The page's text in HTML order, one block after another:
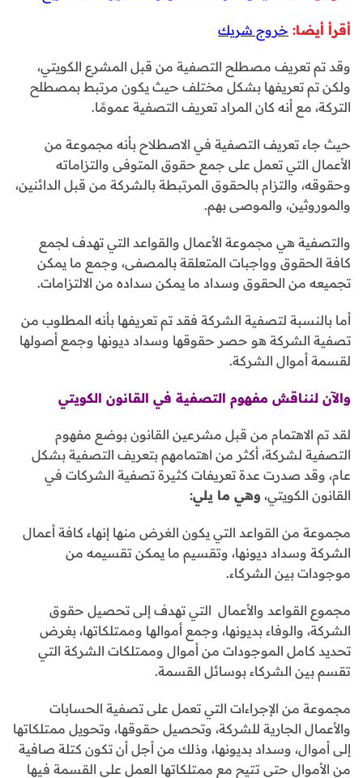
أقرأ أيضا: خروج شريك
وقد تم تعريف مصطلح التصفية من قبل المشرع الكويتي،
ولكن تم تعريفها بشكل مختلف حيث يكون مرتبط بمصطلح
التركة، مع أنه كان المراد تعريف التصفية عمومًا.
حيث جاء تعريف التصفية في الاصطلاح بأنه مجموعة من
الأعمال التي تعمل على جمع حقوق المتوفى والتزاماته
وحقوقه، والتزام بالحقوق المرتبطة بالشركة من قبل الدائنين،
والموروثين، والموصى بهم.
والتصفية هي مجموعة الأعمال والقواعد التي تهدف لجمع
كافة الحقوق وواجبات المتعلقة بالمصفى، وجمع ما يمكن
تجميعه من الحقوق وسداد ما يمكن سداده من الالتزامات.
أما بالنسبة لتصفية الشركة فقد تم تعريفها بأنه المطلوب من
تصفية الشركة هو حصر حقوقها وسداد ديونها وجمع أصولها
لقسمة أموال الشركة.
والآن لنناقش مفهوم التصفية في القانون الكويتي
لقد تم الاهتمام من قبل مشرعين القانون بوضع مفهوم
التصفية لشركة، أكثر من اهتمامهم بتعريف التصفية بشكل
عام، وقد صدرت عدة تعريفات كثيرة تصفية الشركات في
القانون الكويتي، وهي ما يلي:
مجموعة من القواعد التي يكون الغرض منها إنهاء كافة أعمال
الشركة وسداد ديونها، وتقسيم ما يمكن تقسيمه من
موجودات بين الشركاء.
مجموع القواعد والأعمال التي تهدف إلى تحصيل حقوق
الشركة، والوفاء بديونها، وجمع أموالها وممتلكاتها، بغرض
تحديد كامل الموجودات من أموال وممتلكات الشركة التي
تقسم بين الشركاء بوسائل القسمة.
مجموعة من الإجراءات التي تعمل على تصفية الحسابات
والأعمال الجارية للشركة، وتحصيل حقوقها، وتحويل ممتلكاتها
إلى أموال، وسداد بديونها، وذلك من أجل أن تكون كتلة صافية
من الأموال حتى تتيح مع ممتلكاتها العمل على القسمة فيها